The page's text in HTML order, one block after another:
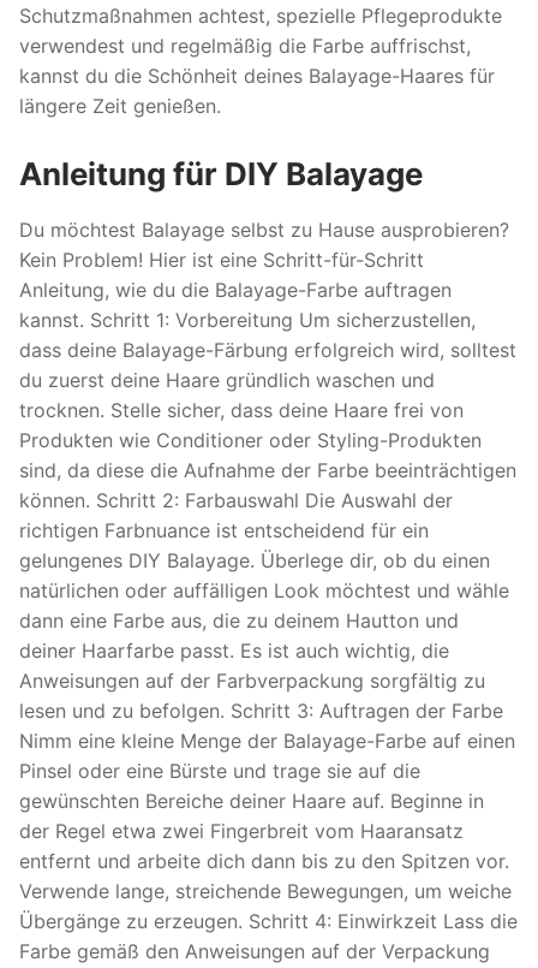
Schutzmaßnahmen achtest, spezielle Pflegeprodukte
verwendest und regelmäßig die Farbe auffrischst,
kannst du die Schönheit deines Balayage-Haares für
längere Zeit genießen.
Anleitung für DIY Balayage
Du möchtest Balayage selbst zu Hause ausprobieren?
Kein Problem! Hier ist eine Schritt-für-Schritt
Anleitung, wie du die Balayage-Farbe auftragen
kannst. Schritt 1: Vorbereitung Um sicherzustellen,
dass deine Balayage-Färbung erfolgreich wird, solltest
du zuerst deine Haare gründlich waschen und
trocknen. Stelle sicher, dass deine Haare frei von
Produkten wie Conditioner oder Styling-Produkten
sind, da diese die Aufnahme der Farbe beeinträchtigen
können. Schritt 2: Farbauswahl Die Auswahl der
richtigen Farbnuance ist entscheidend für ein
gelungenes DIY Balayage. Überlege dir, ob du einen
natürlichen oder auffälligen Look möchtest und wähle
dann eine Farbe aus, die zu deinem Hautton und
deiner Haarfarbe passt. Es ist auch wichtig, die
Anweisungen auf der Farbverpackung sorgfältig zu
lesen und zu befolgen. Schritt 3: Auftragen der Farbe
Nimm eine kleine Menge der Balayage-Farbe auf einen
Pinsel oder eine Bürste und trage sie auf die
gewünschten Bereiche deiner Haare auf. Beginne in
der Regel etwa zwei Fingerbreit vom Haaransatz
entfernt und arbeite dich dann bis zu den Spitzen vor.
Verwende lange, streichende Bewegungen, um weiche
Übergänge zu erzeugen. Schritt 4: Einwirkzeit Lass die
Farbe gemäß den Anweisungen auf der Verpackung